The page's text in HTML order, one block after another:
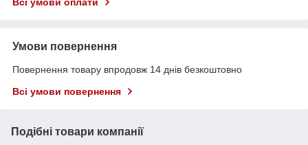
Умови повернення
Повернення товару впродовж 14 днів безкоштовно
Всі умови повернення
Подібні товари компанії